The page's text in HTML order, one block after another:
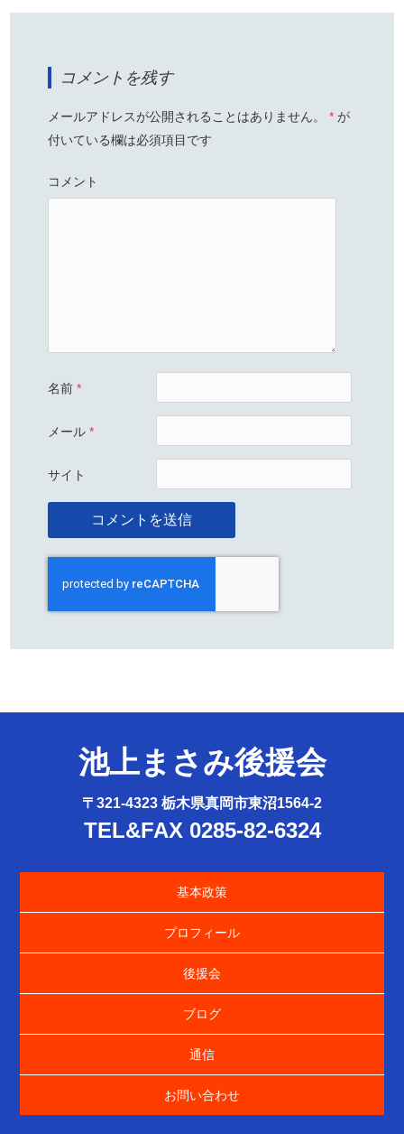
コメントを残す
メールアドレスが公開されることはありません。 * が
付いている欄は必須項目です
コメント
名前*
メール*
サイト
池上まさみ後援会
〒321-4323 栃木県真岡市東沼1564-2
TEL&FAX 0285-82-6324
基本政策
プロフィール
後援会
ブログ
通信
お問い合わせ